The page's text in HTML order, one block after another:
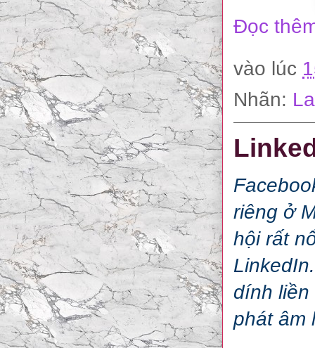
Đọc
vào lúc
Nhãn:
riêng ở
hội rất
dính
phát âm